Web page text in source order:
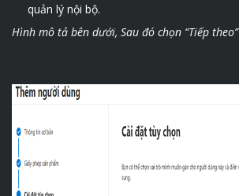
quản lý nội bộ.
Hình mô tả bên dưới, Sau đó chọn “Tiếp theo”